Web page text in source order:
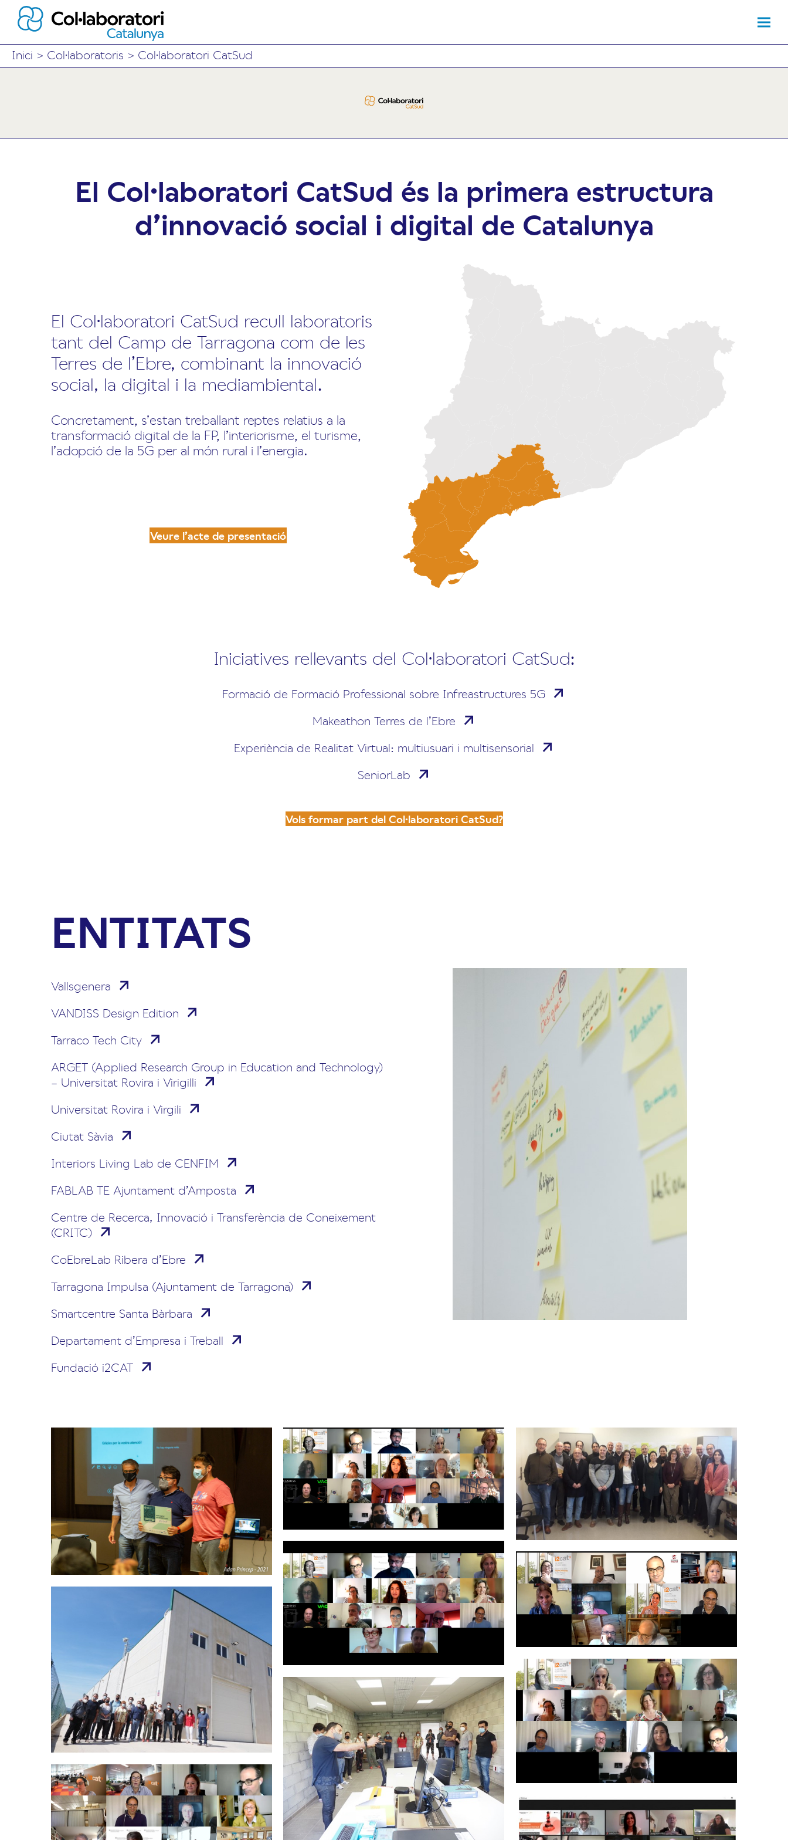
Inici > Col·laboratoris > Col·laboratori CatSud
El Col·laboratori CatSud és la primera estructura
d’innovació social i digital de Catalunya
El Col·laboratori CatSud recull laboratoris
tant del Camp de Tarragona com de les
Terres de l’Ebre, combinant la innovació
social, la digital i la mediambiental.
Concretament, s’estan treballant reptes relatius a la
transformació digital de la FP, l’interiorisme, el turisme,
l’adopció de la 5G per al món rural i l’energia.
Veure l’acte de presentació
Iniciatives rellevants del Col·laboratori CatSud:
Formació de Formació Professional sobre Infreastructures 5G
Makeathon Terres de l’Ebre
Experiència de Realitat Virtual: multiusuari i multisensorial
SeniorLab
Vols formar part del Col·laboratori CatSud?
ENTITATS
Vallsgenera
VANDISS Design Edition
Tarraco Tech City
ARGET (Applied Research Group in Education and Technology)
– Universitat Rovira i Virigilli
Universitat Rovira i Virgili
Ciutat Sàvia
Interiors Living Lab de CENFIM
FABLAB TE Ajuntament d’Amposta
Centre de Recerca, Innovació i Transferència de Coneixement
(CRITC)
CoEbreLab Ribera d’Ebre
Tarragona Impulsa (Ajuntament de Tarragona)
Smartcentre Santa Bàrbara
Departament d’Empresa i Treball
Fundació i2CAT